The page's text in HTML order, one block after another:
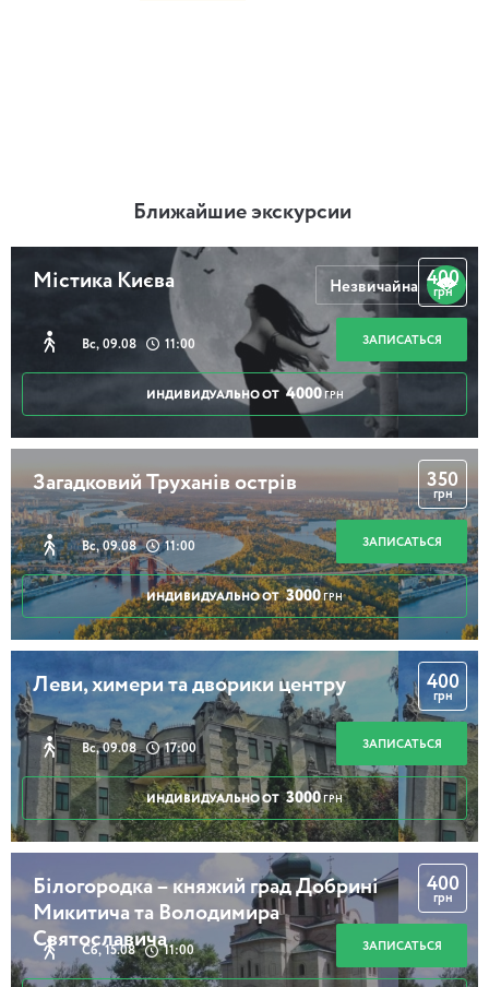
Ближайшие экскурсии
Містика Києва
Вс, 09.08 11:00
400
грн
ЗАПИСАТЬСЯ
ИНДИВИДУАЛЬНО ОТ 4000 ГРН
Незвичайна
Загадковий Труханів острів
Вс, 09.08 11:00
350
грн
ЗАПИСАТЬСЯ
ИНДИВИДУАЛЬНО ОТ 3000 ГРН
Леви, химери та дворики центру
Вс, 09.08 17:00
400
грн
ЗАПИСАТЬСЯ
ИНДИВИДУАЛЬНО ОТ 3000 ГРН
Білогородка – княжий град Добрині
Микитича та Володимира
Святославича
Сб, 15.08 11:00
400
грн
ЗАПИСАТЬСЯ